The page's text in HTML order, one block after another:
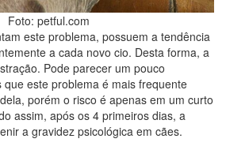
Foto: petful.com
este problema, possuem a tendência
a cada novo cio. Desta forma, a
Pode parecer um pouco
este problema é mais frequente
porém o risco é apenas em um curto
assim, após os 4 primeiros dias, a
a gravidez psicológica em cães.